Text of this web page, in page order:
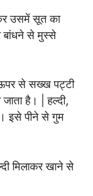
उसमें सूत का
बांधने से मुस्से
ऊपर से सख्ख पट्टी
है। | हल्दी,
। इसे पीने से गुम
मिलाकर खाने से